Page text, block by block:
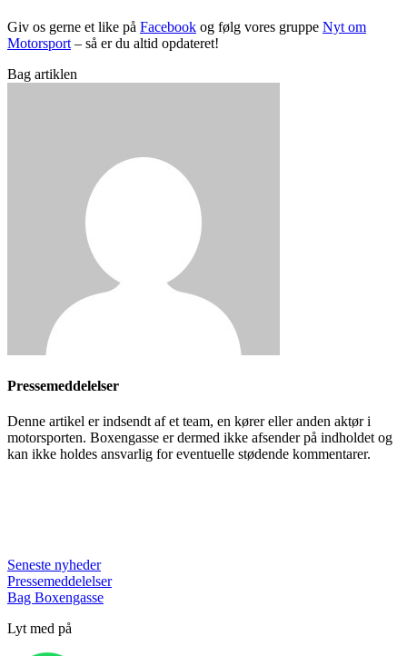
Giv os gerne et like på Facebook og følg vores gruppe Nyt om
Motorsport – så er du altid opdateret!
Bag artiklen
Pressemeddelelser
Denne artikel er indsendt af et team, en kører eller anden aktør i
motorsporten. Boxengasse er dermed ikke afsender på indholdet og
kan ikke holdes ansvarlig for eventuelle stødende kommentarer.
Seneste nyheder
Pressemeddelelser
Bag Boxengasse
Lyt med på